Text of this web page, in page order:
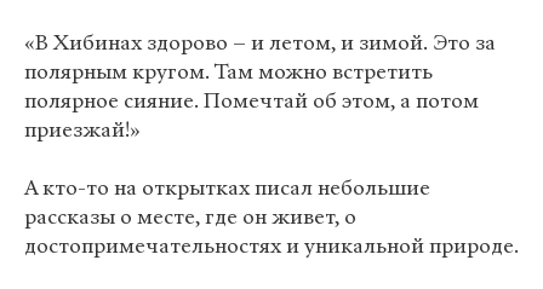
«В Хибинах здорово – и летом, и зимой. Это за
полярным кругом. Там можно встретить
полярное сияние. Помечтай об этом, а потом
приезжай!»
А кто-то на открытках писал небольшие
рассказы о месте, где он живет, о
достопримечательностях и уникальной природе.